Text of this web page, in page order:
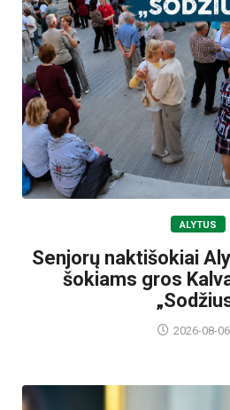
ALYTUS
Senjorų naktišokiai
šokiams gros
2026-08-06